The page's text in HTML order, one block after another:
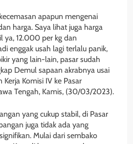
apapun mengenai
harga. Saya lihat juga harga
ya, 12.000 per kg dan
enggak usah lagi terlalu panik,
yang lain-lain, pasar sudah
Demul sapaan akrabnya usai
Komisi IV ke Pasar
Tengah, Kamis, (30/03/2023).
yang cukup stabil, di Pasar
juga tidak ada yang
Mulai dari sembako